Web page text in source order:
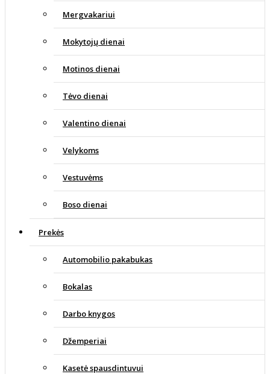
Mergvakariui
Mokytojų dienai
Motinos dienai
Tėvo dienai
Valentino dienai
Velykoms
Vestuvėms
Boso dienai
Prekės
Automobilio pakabukas
Bokalas
Darbo knygos
Džemperiai
Kasetė spausdintuvui